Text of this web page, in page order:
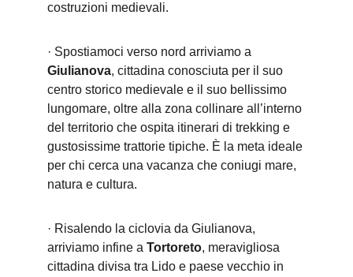
costruzioni medievali.
· Spostiamoci verso nord arriviamo a
Giulianova, cittadina conosciuta per il suo
centro storico medievale e il suo bellissimo
lungomare, oltre alla zona collinare all’interno
del territorio che ospita itinerari di trekking e
gustosissime trattorie tipiche. È la meta ideale
per chi cerca una vacanza che coniugi mare,
natura e cultura.
· Risalendo la ciclovia da Giulianova,
arriviamo infine a Tortoreto, meravigliosa
cittadina divisa tra Lido e paese vecchio in